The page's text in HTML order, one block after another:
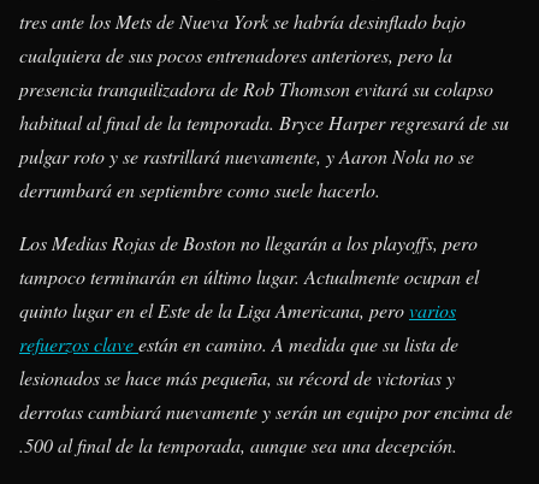
tres ante los Mets de Nueva York se habría desinflado bajo
cualquiera de sus pocos entrenadores anteriores, pero la
presencia tranquilizadora de Rob Thomson evitará su colapso
habitual al final de la temporada. Bryce Harper regresará de su
pulgar roto y se rastrillará nuevamente, y Aaron Nola no se
derrumbará en septiembre como suele hacerlo.
Los Medias Rojas de Boston no llegarán a los playoffs, pero
tampoco terminarán en último lugar. Actualmente ocupan el
quinto lugar en el Este de la Liga Americana, perovarios
refuerzos claveestán en camino. A medida que su lista de
lesionados se hace más pequeña, su récord de victorias y
derrotas cambiará nuevamente y serán un equipo por encima de
.500 al final de la temporada, aunque sea una decepción.